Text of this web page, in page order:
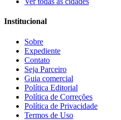
Institucional
Sobre
Expediente
Contato
Seja Parceiro
Guia comercial
Política Editorial
Política de Correções
Política de Privacidade
Termos de Uso